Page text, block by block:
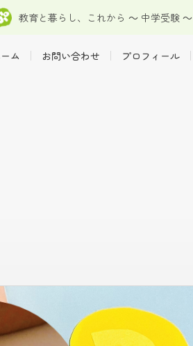
教育と暮らし、これから ～ 中学受験 ～
ム お問い合わせ プロフィール